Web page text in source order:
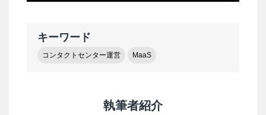
キーワード
コンタクトセンター運営 MaaS
執筆者紹介